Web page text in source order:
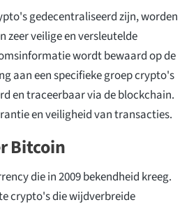
gedecentraliseerd zijn, worden
zeer veilige en versleutelde
wordt bewaard op de
aan een specifieke groep crypto's
en traceerbaar via de blockchain.
en veiligheid van transacties.
Bitcoin
die in 2009 bekendheid kreeg.
crypto's die wijdverbreide